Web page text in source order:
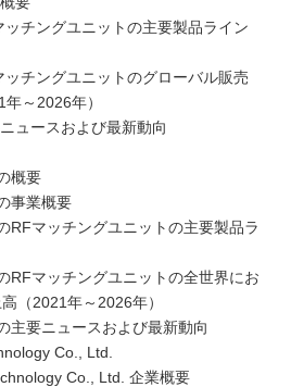
チングユニットの主要製品ライン
チングユニットのグローバル販売
～2026年）
ュースおよび最新動向
概要
事業概要
RFマッチングユニットの主要製品ラ
RFマッチングユニットの全世界にお
（2021年～2026年）
主要ニュースおよび最新動向
Co., Ltd.
Co., Ltd. 企業概要